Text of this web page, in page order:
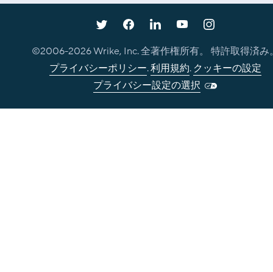
©2006-2026Wrike, Inc. 全著作権所有。 特許取得済み
プライバシーポリシー.利用規約. クッキーの設定
プライバシー設定の選択